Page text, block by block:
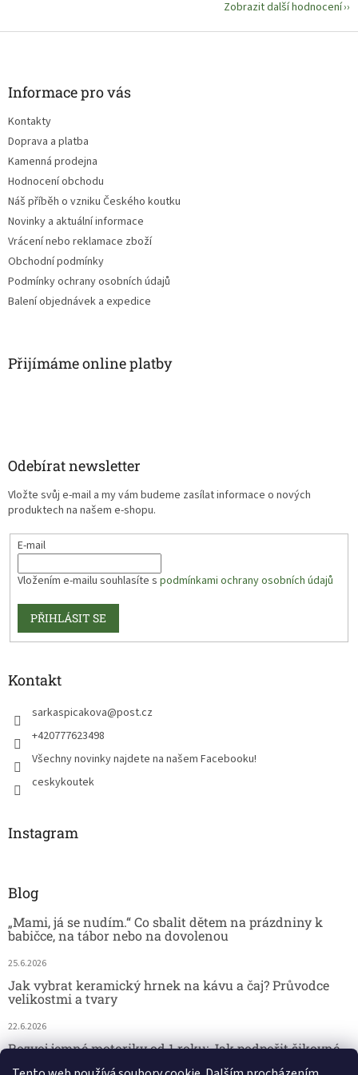
Zobrazit další hodnocení
Informace pro vás
Kontakty
Doprava a platba
Kamenná prodejna
Hodnocení obchodu
Náš příběh o vzniku Českého koutku
Novinky a aktuální informace
Vrácení nebo reklamace zboží
Obchodní podmínky
Podmínky ochrany osobních údajů
Balení objednávek a expedice
Přijímáme online platby
Odebírat newsletter
Vložte svůj e-mail a my vám budeme zasílat informace o nových
produktech na našem e-shopu.
E-mail
Vložením e-mailu souhlasíte s podmínkami ochrany osobních údajů
PŘIHLÁSIT SE
Kontakt
sarkaspicakova@post.cz
+420777623498
Všechny novinky najdete na našem Facebooku!
ceskykoutek
Instagram
Blog
„Mami, já se nudím.“ Co sbalit dětem na prázdniny k
babičce, na tábor nebo na dovolenou
25.6.2026
Jak vybrat keramický hrnek na kávu a čaj? Průvodce
velikostmi a tvary
22.6.2026
Rozvoj jemné motoriky od 1 roku: Jak podpořit šikovné